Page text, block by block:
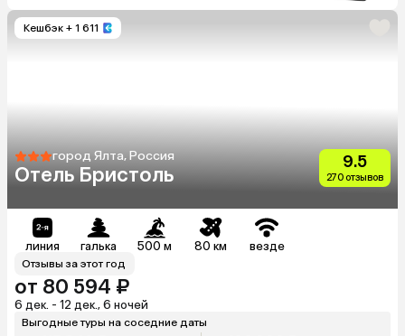
Кешбэк + 1 611
город Ялта, Россия
Отель Бристоль
9.5
270 отзывов
линия галька 500 м 80 км везде
Отзывы за этот год
от 80 594 ₽
6 дек. - 12 дек., 6 ночей
Выгодные туры на соседние даты